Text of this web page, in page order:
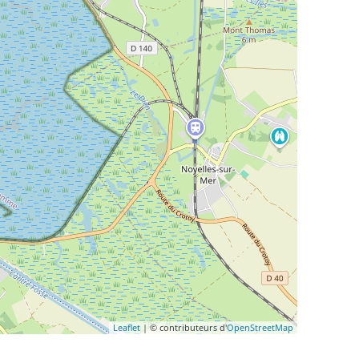
Leaflet| © contributeurs d'OpenStreetMap